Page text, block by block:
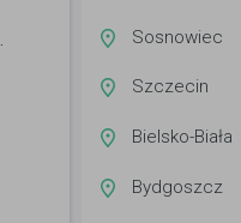
Sosnowiec
Szczecin
Bielsko-Biała
Bydgoszcz